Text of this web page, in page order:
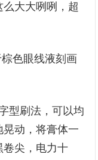
大大咧咧，超
色眼线液刻画
型刷法，可以均
动，将膏体一
卷尖，电力十